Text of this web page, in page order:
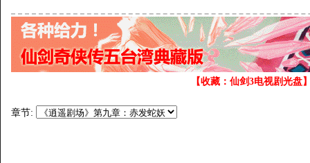
【收藏：仙剑3电视剧光盘
章节: